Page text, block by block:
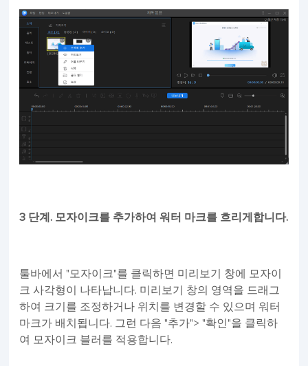
3 단계. 모자이크를 추가하여 워터 마크를 흐리게합니다.
툴바에서 "모자이크"를 클릭하면 미리보기 창에 모자이
크 사각형이 나타납니다. 미리보기 창의 영역을 드래그
하여 크기를 조정하거나 위치를 변경할 수 있으며 워터
마크가 배치됩니다. 그런 다음 "추가"> "확인"을 클릭하
여 모자이크 블러를 적용합니다.